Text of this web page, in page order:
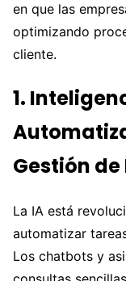
en que las
optimizando
cliente.
1.
Gestión
La IA está
automatizar
Los chatbots y